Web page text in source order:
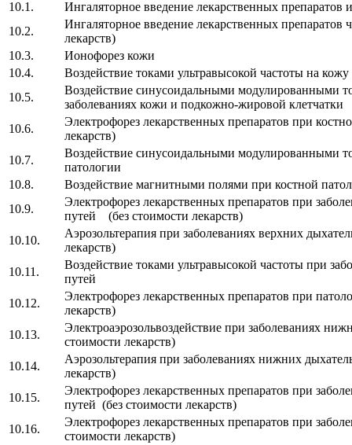
10.1.
Ингаляторное введение лекарственных
10.2.
Ингаляторное введение лекарственных препаратов
лекарств)
10.3.
Ионофорез кожи
10.4.
Воздействие токами ультравысокой частоты на
10.5.
Воздействие синусоидальными
заболеваниях кожи и подкожно-жировой клетчатки
10.6.
Электрофорез лекарственных препаратов при
лекарств)
10.7.
Воздействие синусоидальными модулированными
патологии
10.8.
Воздействие магнитными полями при костной
10.9.
Электрофорез лекарственных препаратов при
путей (без стоимости лекарств)
10.10.
Аэрозольтерапия при заболеваниях верхних
лекарств)
10.11.
Воздействие токами ультравысокой частоты при
путей
10.12.
Электрофорез лекарственных препаратов при
лекарств)
10.13.
Электроаэрозольвоздействие при заболеваниях
стоимости лекарств)
10.14.
Аэрозольтерапия при заболеваниях нижних
лекарств)
10.15.
Электрофорез лекарственных препаратов при
путей (без стоимости лекарств)
10.16.
Электрофорез лекарственных препаратов при
стоимости лекарств)